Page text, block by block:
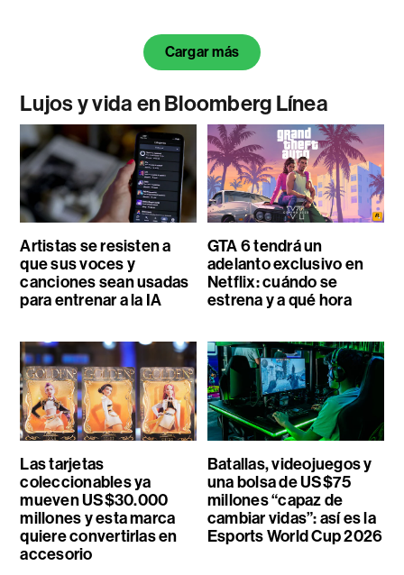
Cargar más
Lujos y vida en Bloomberg Línea
Artistas se resisten a
que sus voces y
canciones sean usadas
para entrenar a la IA
GTA 6 tendrá un
adelanto exclusivo en
Netflix: cuándo se
estrena y a qué hora
Las tarjetas
coleccionables ya
mueven US$30.000
millones y esta marca
quiere convertirlas en
accesorio
Batallas, videojuegos y
una bolsa de US$75
millones “capaz de
cambiar vidas”: así es la
Esports World Cup 2026